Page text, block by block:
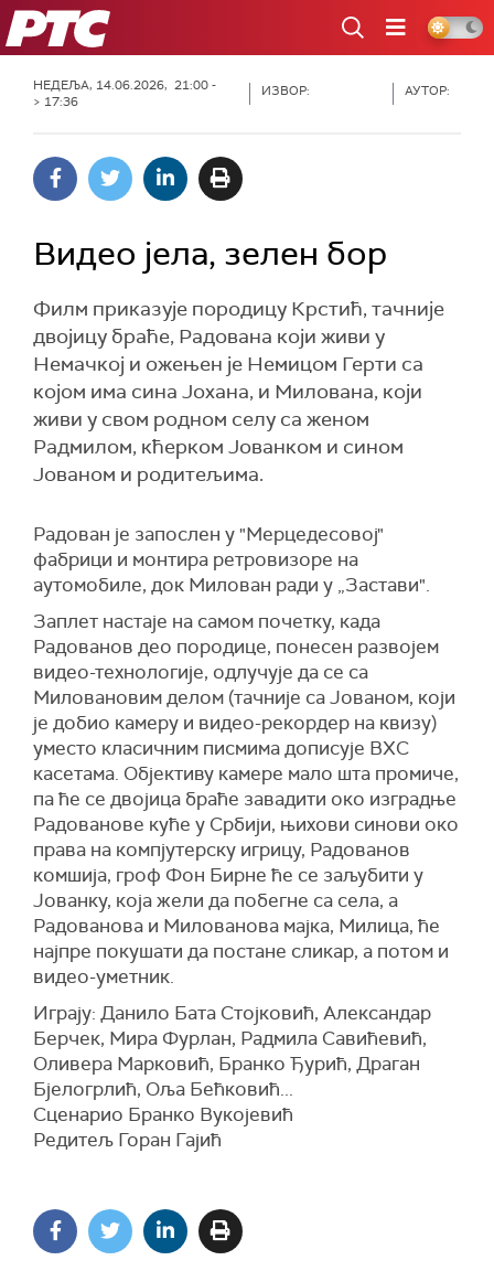
РТС
НЕДЕЉА, 14.06.2026, 21:00 -
> 17:36
ИЗВОР: АУТОР:
Видео јела, зелен бор
Филм приказује породицу Крстић, тачније
двојицу браће, Радована који живи у
Немачкој и ожењен је Немицом Герти са
којом има сина Јохана, и Милована, који
живи у свом родном селу са женом
Радмилом, кћерком Јованком и сином
Јованом и родитељима.
Радован је запослен у "Мерцедесовој"
фабрици и монтира ретровизоре на
аутомобиле, док Милован ради у „Застави".
Заплет настаје на самом почетку, када
Радованов део породице, понесен развојем
видео-технологије, одлучује да се са
Миловановим делом (тачније са Јованом, који
је добио камеру и видео-рекордер на квизу)
уместо класичним писмима дописује ВХС
касетама. Објективу камере мало шта промиче,
па ће се двојица браће завадити око изградње
Радованове куће у Србији, њихови синови око
права на компјутерску игрицу, Радованов
комшија, гроф Фон Бирне ће се заљубити у
Јованку, која жели да побегне са села, а
Радованова и Милованова мајка, Милица, ће
најпре покушати да постане сликар, а потом и
видео-уметник.
Играју: Данило Бата Стојковић, Александар
Берчек, Мира Фурлан, Радмила Савићевић,
Оливера Марковић, Бранко Ђурић, Драган
Бјелогрлић, Оља Бећковић...
Сценарио Бранко Вукојевић
Редитељ Горан Гајић